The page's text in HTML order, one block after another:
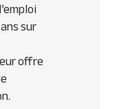
sur
offre